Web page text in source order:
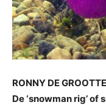
RONNY DE
De ‘snowman rig’